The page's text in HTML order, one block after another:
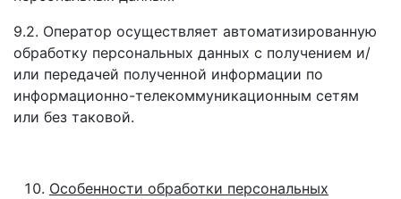
9.2. Оператор осуществляет автоматизированную
обработку персональных данных с получением и/
или передачей полученной информации по
информационно-телекоммуникационным сетям
или без таковой.
Особенности обработки персональных